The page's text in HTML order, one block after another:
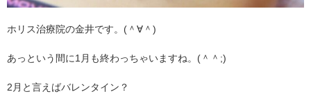
ホリス治療院の金井です。(＾∀＾)
あっという間に1月も終わっちゃいますね。(＾＾;)
2月と言えばバレンタイン？